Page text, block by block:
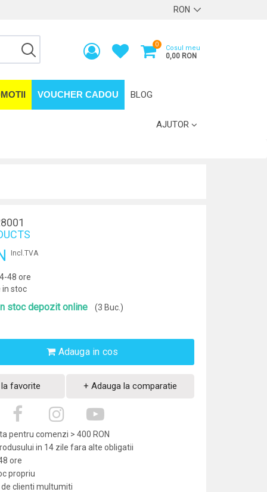
0 Cosul meu
0,00 RON
VOUCHER CADOU BLOG
AJUTOR
Incl.TVA
48 ore
in stoc
stoc depozit online (3 Buc.)
Adauga in cos
favorite + Adauga la comparatie
pentru comenzi > 400 RON
in 14 zile fara alte obligatii
ore
propriu
de clienti multumiti